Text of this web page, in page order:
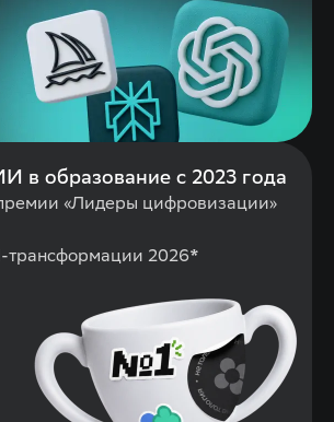
в образование с 2023 года
«Лидеры цифровизации»
2026*